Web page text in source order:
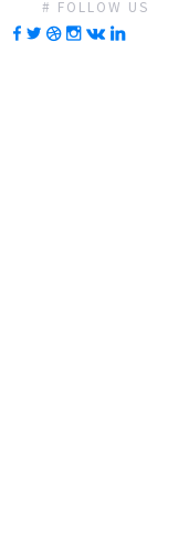
# FOLLOW US